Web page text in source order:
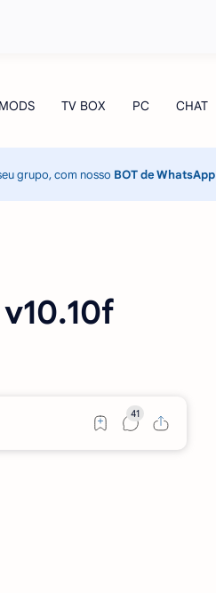
grupo, com nosso BOT de WhatsApp